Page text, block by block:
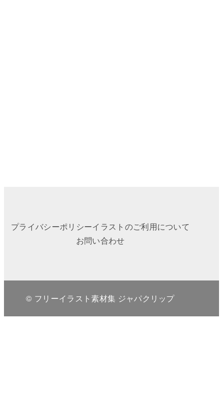
プライバシーポリシーイラストのご利用について
お問い合わせ
© フリーイラスト素材集 ジャパクリップ